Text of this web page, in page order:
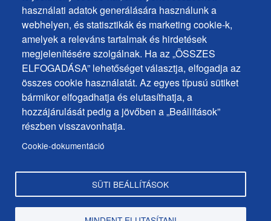
használati adatok generálására használunk a
webhelyen, és statisztikák és marketing cookie-k,
amelyek a releváns tartalmak és hirdetések
megjelenítésére szolgálnak. Ha az „ÖSSZES
ELFOGADÁSA” lehetőséget választja, elfogadja az
összes cookie használatát. Az egyes típusú sütiket
bármikor elfogadhatja és elutasíthatja, a
hozzájárulását pedig a jövőben a „Beállítások”
részben visszavonhatja.
Cookie-dokumentáció
SÜTI BEÁLLÍTÁSOK
Footer
MENU
Elérhetőségek
Oldaltérkép
Hírek a városból
Copyright © Dunaszerdahely város, 2025
ochrana
osobných
udajov
Sütik beállítások
Javaslatok és visszajelzések